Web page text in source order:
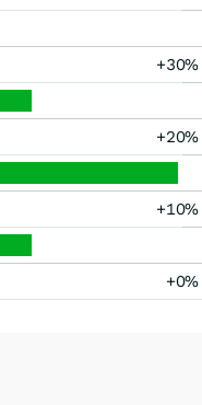
+30%
+20%
+10%
+0%